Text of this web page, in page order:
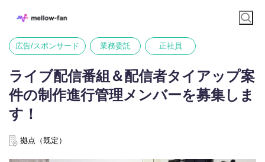
広告/スポンサード 業務委託 正社員
ライブ配信番組＆配信者タイアップ案
件の制作進行管理メンバーを募集しま
す！
拠点（既定）